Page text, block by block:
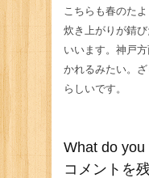
こちらも春のた
炊き上がりが錆
いいます。神戸
かれるみたい。
らしいです。
What do you
コメントを